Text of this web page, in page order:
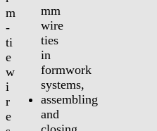
m
-
ti
e
w
i
r
e
mm
wire
ties
in
formwork
systems,
assembling
and